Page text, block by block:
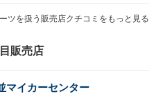
ツを扱う販売店クチコミをもっと見る
販売店
マイカーセンター